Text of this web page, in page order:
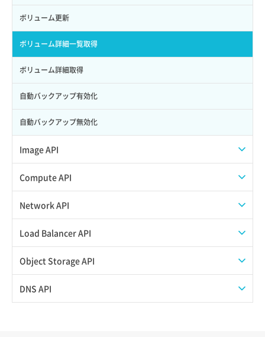
ロール削除
ロール更新
ロール詳細取得
ボリューム更新
ボリューム詳細一覧取得
ボリューム詳細取得
自動バックアップ有効化
自動バックアップ無効化
Image API
ISOイメージアップロード
ISOイメージ作成
イメージ一覧取得
イメージ保存容量変更
Compute API
ISOイメージ挿入/排出
SSHキーペア一覧取得
SSHキーペア作成
Network API
QoSポリシー一覧取得
QoSポリシー詳細取得
サブネット一覧取得
Load Balancer API
プール一覧取得
プール作成
Object Storage API
Web公開
DNS API